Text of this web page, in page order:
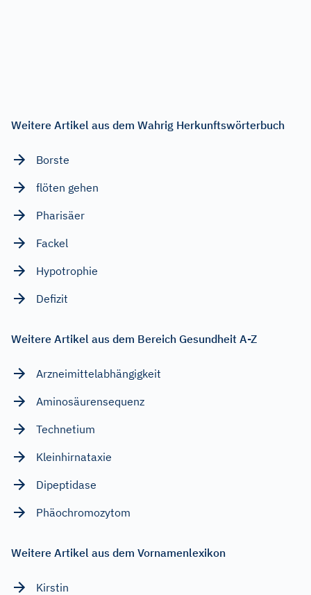
Weitere Artikel aus dem Wahrig Herkunftswörterbuch
Borste
flöten gehen
Pharisäer
Fackel
Hypotrophie
Defizit
Weitere Artikel aus dem Bereich Gesundheit A-Z
Arzneimittelabhängigkeit
Aminosäurensequenz
Technetium
Kleinhirnataxie
Dipeptidase
Phäochromozytom
Weitere Artikel aus dem Vornamenlexikon
Kirstin